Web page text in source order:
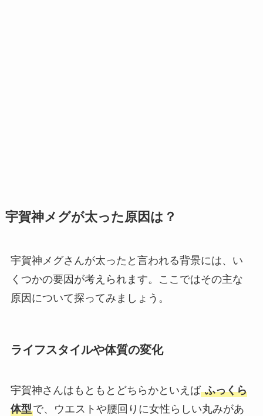
宇賀神メグが太った原因は？
宇賀神メグさんが太ったと言われる背景には、い
くつかの要因が考えられます。ここではその主な
原因について探ってみましょう。
ライフスタイルや体質の変化
宇賀神さんはもともとどちらかといえば ふっくら
体型で、ウエストや腰回りに女性らしい丸みがあ